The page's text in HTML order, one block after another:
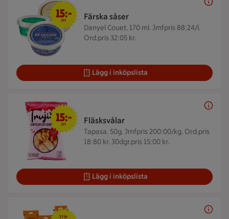
Färska såser
Danyel Couet. 170 ml. Jmfpris 88:24/l.
Ord.pris 32:05 kr.
15 kr/st
15:-
/st
Lägg i inköpslista
Fläsksvålar
Tapasa. 50g. Jmfpris 200:00/kg. Ord.pris
18:80 kr. 30dgr.pris 15:00 kr.
15 kr/st
15:-
/st
Lägg i inköpslista
2 för 55 kr
2 för